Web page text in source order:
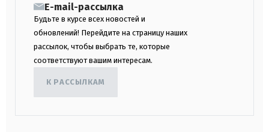
E-mail-рассылка
Будьте в курсе всех новостей и
обновлений! Перейдите на страницу наших
рассылок, чтобы выбрать те, которые
соответствуют вашим интересам.
К РАССЫЛКАМ